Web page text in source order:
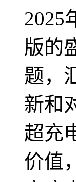
2025
版的
题，
新和
超充
价值